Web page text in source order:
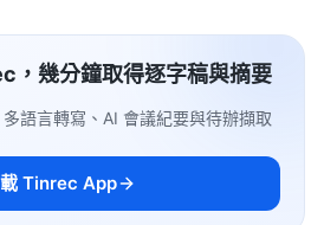
，幾分鐘取得逐字稿與摘要
語言轉寫、AI 會議紀要與待辦擷取
Tinrec App